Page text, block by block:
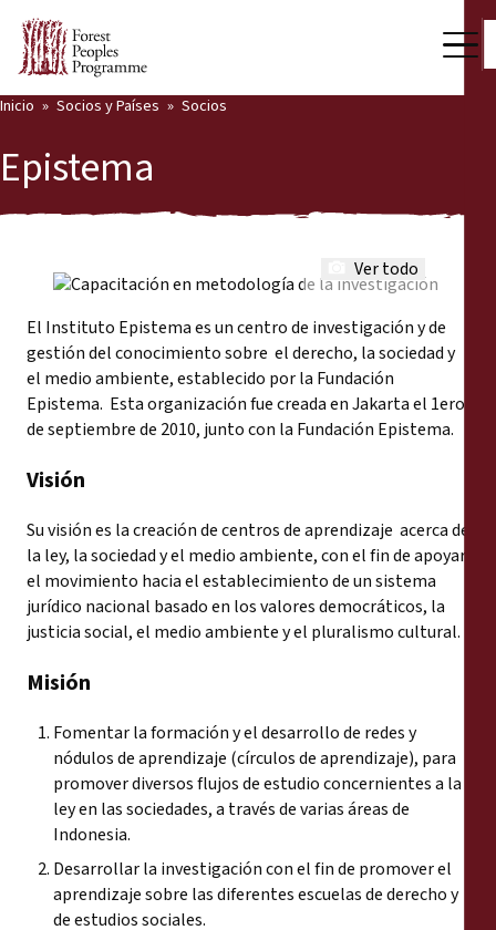
Quiénes somos
Sala de prensa
Apóyenos
Nuestro trabajo
Voces comunitarias
Socios y Países
Back
Socios y Países
Socios
Países
Últimas noticias
Publicaciones y recursos
Inicio Socios y Países Socios
Epistema
Ver todo
El Instituto Epistema es un centro de investigación y de
gestión del conocimiento sobre el derecho, la sociedad y
el medio ambiente, establecido por la Fundación
Epistema. Esta organización fue creada en Jakarta el 1ero
de septiembre de 2010, junto con la Fundación Epistema.
Visión
Su visión es la creación de centros de aprendizaje acerca de
la ley, la sociedad y el medio ambiente, con el fin de apoyar
el movimiento hacia el establecimiento de un sistema
jurídico nacional basado en los valores democráticos, la
justicia social, el medio ambiente y el pluralismo cultural.
Misión
Fomentar la formación y el desarrollo de redes y
nódulos de aprendizaje (círculos de aprendizaje), para
promover diversos flujos de estudio concernientes a la
ley en las sociedades, a través de varias áreas de
Indonesia.
Desarrollar la investigación con el fin de promover el
aprendizaje sobre las diferentes escuelas de derecho y
de estudios sociales.